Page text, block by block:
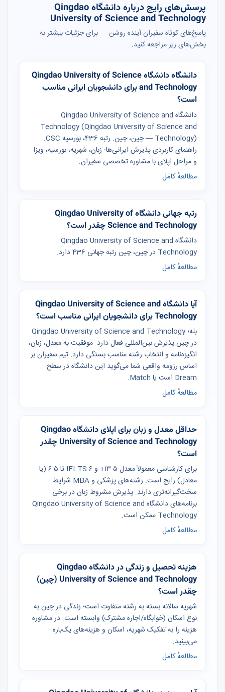
پرسش‌های رایج درباره دانشگاه Qingdao
University of Science and Technology
پاسخ‌های کوتاه سفیران آینده روشن — برای جزئیات بیشتر به
بخش‌های زیر مراجعه کنید.
دانشگاه دانشگاه Qingdao University of Science
and Technology برای دانشجویان ایرانی مناسب
است؟
دانشگاه Qingdao University of Science and
Technology (Qingdao University of Science and
Technology) — چین، چین. رتبه 436، بورسیه CSC.
راهنمای کاربردی پذیرش ایرانی‌ها: زبان، شهریه، بورسیه، ویزا
و مراحل اپلای با مشاوره تخصصی سفیران.
مطالعهٔ کامل
رتبه جهانی دانشگاه Qingdao University of
Science and Technology چقدر است؟
دانشگاه Qingdao University of Science and
Technology در چین، چین رتبه جهانی 436 دارد.
مطالعهٔ کامل
آیا دانشگاه Qingdao University of Science and
Technology برای دانشجویان ایرانی مناسب است؟
بله؛ Qingdao University of Science and Technology
در چین پذیرش بین‌المللی فعال دارد. موفقیت به معدل، زبان،
انگیزه‌نامه و انتخاب رشته مناسب بستگی دارد. تیم سفیران بر
اساس رزومه واقعی شما می‌گوید این دانشگاه در سطح
Dream است یا Match.
مطالعهٔ کامل
حداقل معدل و زبان برای اپلای دانشگاه Qingdao
University of Science and Technology چقدر
است؟
برای کارشناسی معمولاً معدل ۱۳.۵+ و IELTS ۶ تا ۶.۵ (یا
معادل) رایج است. رشته‌های پزشکی و MBA شرایط
سخت‌گیرانه‌تری دارند. پذیرش مشروط زبان در برخی
برنامه‌های دانشگاه Qingdao University of Science and
Technology ممکن است.
مطالعهٔ کامل
هزینه تحصیل و زندگی در دانشگاه Qingdao
University of Science and Technology (چین)
چقدر است؟
شهریه سالانه بسته به رشته متفاوت است؛ زندگی در چین به
نوع اسکان (خوابگاه/اجاره مشترک) وابسته است. در مشاوره
هزینه را به تفکیک شهریه، اسکان و هزینه‌های یک‌باره
می‌بینید.
مطالعهٔ کامل